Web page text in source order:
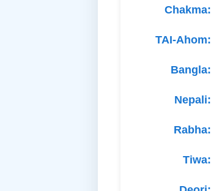
Chakma:
TAI-Ahom:
Bangla:
Nepali:
Rabha:
Tiwa: